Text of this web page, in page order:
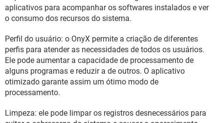
aplicativos para acompanhar os softwares instalados e ver
o consumo dos recursos do sistema.
Perfil do usuário: o OnyX permite a criação de diferentes
perfis para atender as necessidades de todos os usuários.
Ele pode aumentar a capacidade de processamento de
alguns programas e reduzir a de outros. O aplicativo
otimizado garante assim um ótimo modo de
processamento.
Limpeza: ele pode limpar os registros desnecessários para